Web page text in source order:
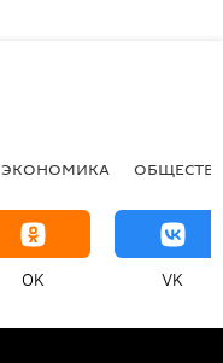
ЭКОНОМИКА
OK VK